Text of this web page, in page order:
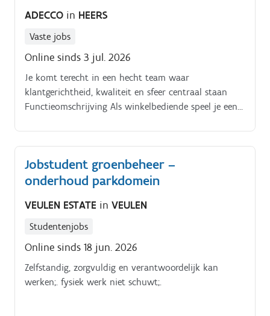
bewoners;bijdragen aan orde, netheid en praktische
ondersteuning op de afdeling;permanente
ADECCO in HEERS
Vaste jobs
Online sinds 3 jul. 2026
Je komt terecht in een hecht team waar
klantgerichtheid, kwaliteit en sfeer centraal staan
Functieomschrijving Als winkelbediende speel je een
bediening van klanten, een nette winkel en een
aantrekkelijke presentatie van producten Jouw taken
omvatten o.a.:.
Jobstudent groenbeheer –
onderhoud parkdomein
VEULEN ESTATE in VEULEN
Studentenjobs
Online sinds 18 jun. 2026
Zelfstandig, zorgvuldig en verantwoordelijk kan
werken;. fysiek werk niet schuwt;.